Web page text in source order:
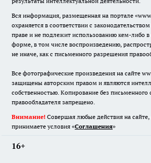
Вся информация, размещенная на портале
охраняется в соответствии с
праве и не подлежит использованию кем-либо
форме, в том числе воспроизведению,
не иначе, как с письменного разрешения
Все фотографические произведения на сайте
защищены авторским правом и являются
собственностью. Копирование без письменного
правообладателя запрещено.
Внимание! Совершая любые действия на
принимаете условия «Cоглашения»
16+